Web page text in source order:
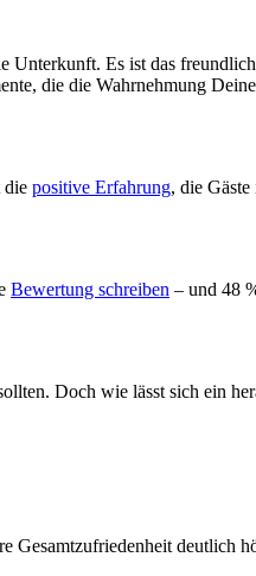
Unterkunft. Es ist das
die die Wahrnehmung
die positive Erfahrung, die
Bewertung schreiben – und 48
Doch wie lässt sich ein
Gesamtzufriedenheit deutlich